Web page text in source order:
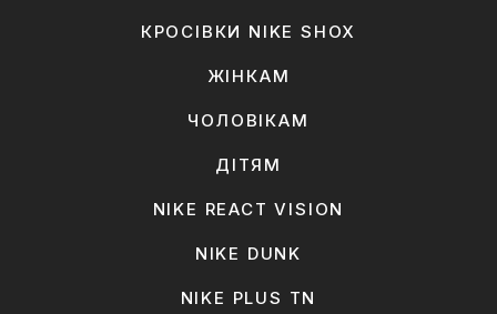
КРОСІВКИ NIKE SHOX
ЖІНКАМ
ЧОЛОВІКАМ
ДІТЯМ
NIKE REACT VISION
NIKE DUNK
NIKE PLUS TN